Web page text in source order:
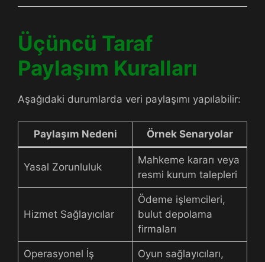
Üçüncü Taraf
Paylaşım Kuralları
Aşağıdaki durumlarda veri paylaşımı yapılabilir:
Paylaşım Nedeni Örnek Senaryolar
Yasal Zorunluluk
Mahkeme kararı veya
resmi kurum talepleri
Hizmet Sağlayıcılar
Ödeme işlemcileri,
bulut depolama
firmaları
Operasyonel İş
Oyun sağlayıcıları,